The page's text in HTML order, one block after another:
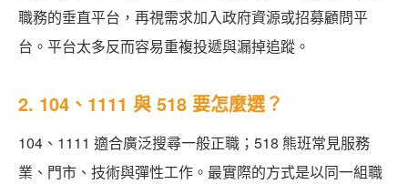
職務的垂直平台，再視需求加入政府資源或招募顧問平
台。平台太多反而容易重複投遞與漏掉追蹤。
2. 104、1111 與 518 要怎麼選？
104、1111 適合廣泛搜尋一般正職；518 熊班常見服務
業、門市、技術與彈性工作。最實際的方式是以同一組職